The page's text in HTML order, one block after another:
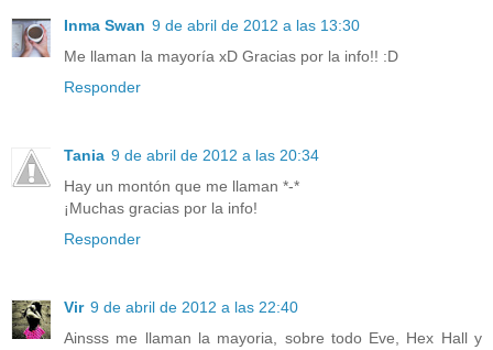
Inma Swan 9 de abril de 2012 a las 13:30
Me llaman la mayoría xD Gracias por la info!! :D
Responder
Tania 9 de abril de 2012 a las 20:34
Hay un montón que me llaman *-*
¡Muchas gracias por la info!
Responder
Vir 9 de abril de 2012 a las 22:40
Ainsss me llaman la mayoria, sobre todo Eve, Hex Hall y